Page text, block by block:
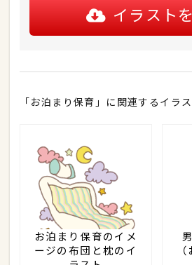
イラスト
「お泊まり保育」に関連するイラ
お泊まり保育のイメ
ージの布団と枕のイ